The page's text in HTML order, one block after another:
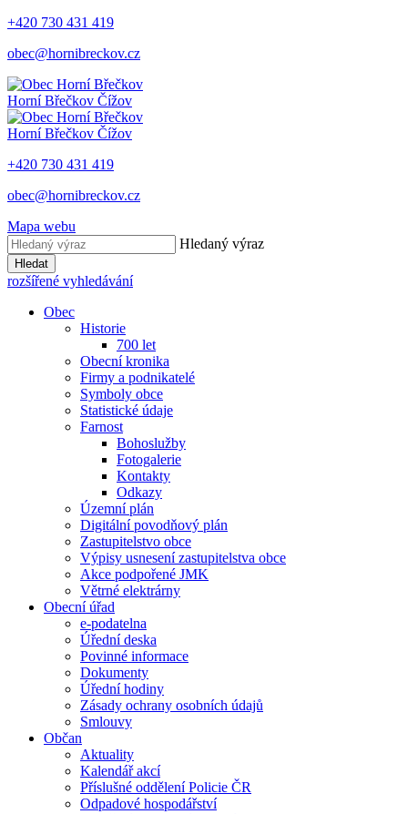
+420 730 431 419
obec@hornibreckov.cz
Horní Břečkov Čížov
Horní Břečkov Čížov
+420 730 431 419
obec@hornibreckov.cz
Mapa webu
Hledaný výraz
Hledat
rozšířené vyhledávání
Obec
Historie
700 let
Obecní kronika
Firmy a podnikatelé
Symboly obce
Statistické údaje
Farnost
Bohoslužby
Fotogalerie
Kontakty
Odkazy
Územní plán
Digitální povodňový plán
Zastupitelstvo obce
Výpisy usnesení zastupitelstva obce
Akce podpořené JMK
Větrné elektrárny
Obecní úřad
e-podatelna
Úřední deska
Povinné informace
Dokumenty
Úřední hodiny
Zásady ochrany osobních údajů
Smlouvy
Občan
Aktuality
Kalendář akcí
Příslušné oddělení Policie ČR
Odpadové hospodářství